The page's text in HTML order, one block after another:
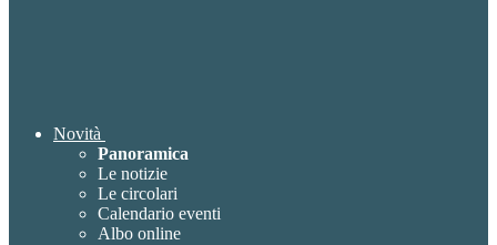
Novità
Panoramica
Le notizie
Le circolari
Calendario eventi
Albo online